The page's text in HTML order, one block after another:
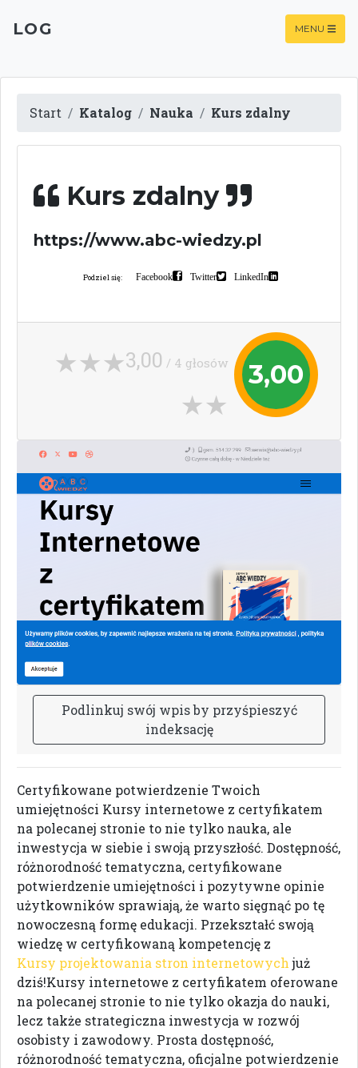
LOG MENU
Start Katalog Nauka Kurs zdalny
Kurs zdalny
https://www.abc-wiedzy.pl
Podziel się: Facebook Twitter LinkedIn
3,00
3,00 / 4 głosów
Podlinkuj swój wpisby przyśpieszyć
indeksację
Certyfikowane potwierdzenie Twoich
umiejętności Kursy internetowe z certyfikatem
na polecanej stronie to nie tylko nauka, ale
inwestycja w siebie i swoją przyszłość. Dostępność,
różnorodność tematyczna, certyfikowane
potwierdzenie umiejętności i pozytywne opinie
użytkowników sprawiają, że warto sięgnąć po tę
nowoczesną formę edukacji. Przekształć swoją
wiedzę w certyfikowaną kompetencję z
Kursy projektowania stron internetowychjuż
dziś!Kursy internetowe z certyfikatem oferowane
na polecanej stronie to nie tylko okazja do nauki,
lecz także strategiczna inwestycja w rozwój
osobisty i zawodowy. Prosta dostępność,
różnorodność tematyczna, oficjalne potwierdzenie